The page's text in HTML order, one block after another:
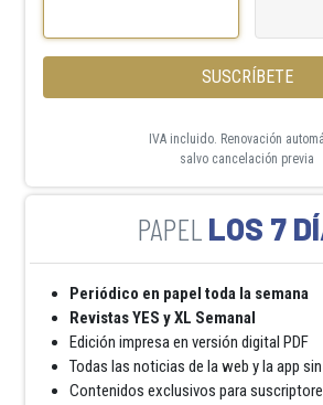
SUSCRÍBETE
IVA incluido. Renovación
salvo cancelación previa
LOS 7
Periódico en papel toda la semana
Revistas YES y XL Semanal
Edición impresa en versión digital PDF
Todas las noticias de la web y la app
Contenidos exclusivos para